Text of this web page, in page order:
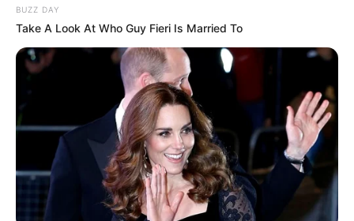
BUZZ DAY
Take A Look At Who Guy Fieri Is Married To